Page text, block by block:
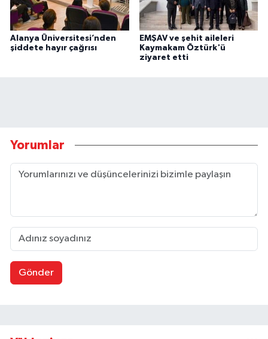
Alanya Üniversitesi’nden
şiddete hayır çağrısı
EMŞAV ve şehit aileleri
Kaymakam Öztürk'ü
ziyaret etti
Yorumlar
Gönder